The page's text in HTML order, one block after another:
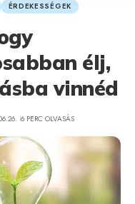
ÉRDEKESSÉGEK
élj,
vinnéd
6 PERC OLVASÁS